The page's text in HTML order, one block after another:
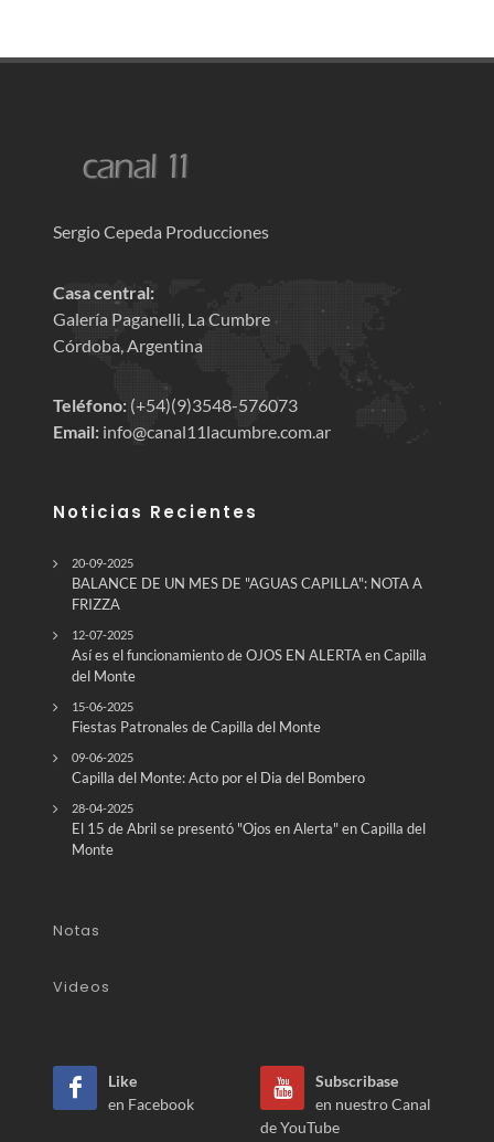
Sergio Cepeda Producciones
Casa central:
Galería Paganelli, La Cumbre
Córdoba, Argentina
Teléfono: (+54)(9)3548-576073
Email: info@canal11lacumbre.com.ar
Noticias Recientes
20-09-2025
BALANCE DE UN MES DE "AGUAS CAPILLA": NOTA A
FRIZZA
12-07-2025
Así es el funcionamiento de OJOS EN ALERTA en Capilla
del Monte
15-06-2025
Fiestas Patronales de Capilla del Monte
09-06-2025
Capilla del Monte: Acto por el Dia del Bombero
28-04-2025
El 15 de Abril se presentó "Ojos en Alerta" en Capilla del
Monte
Notas
Videos
Like
en Facebook
Subscribase
en nuestro Canal
de YouTube